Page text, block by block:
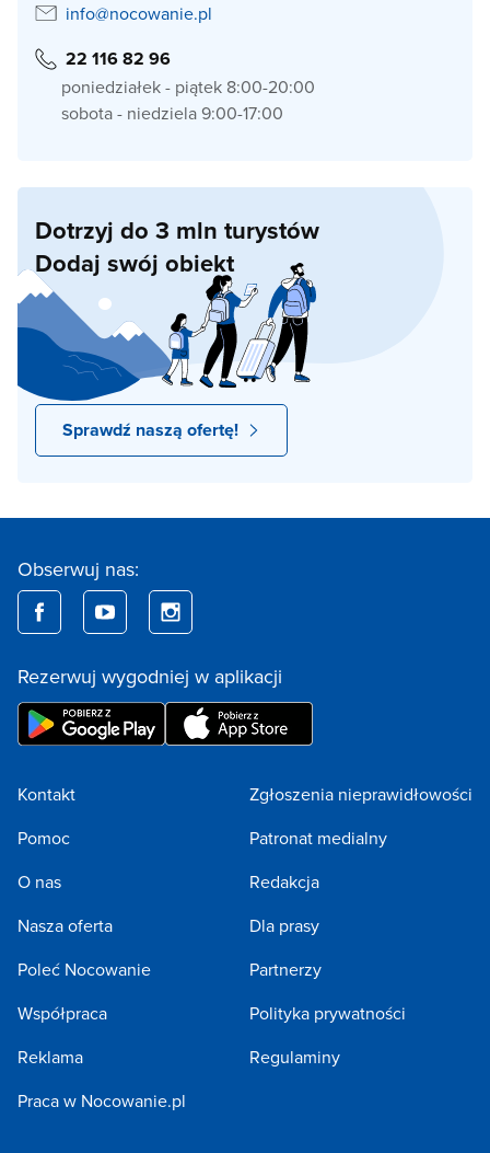
info@nocowanie.pl
22 116 82 96
poniedziałek - piątek 8:00-20:00
sobota - niedziela 9:00-17:00
Dotrzyj do 3 mln turystów
Dodaj swój obiekt
Sprawdź naszą ofertę!
Obserwuj nas:
Rezerwuj wygodniej w aplikacji
Kontakt
Pomoc
O nas
Nasza oferta
Poleć Nocowanie
Współpraca
Reklama
Praca w Nocowanie.pl
Zgłoszenia nieprawidłowości
Patronat medialny
Redakcja
Dla prasy
Partnerzy
Polityka prywatności
Regulaminy